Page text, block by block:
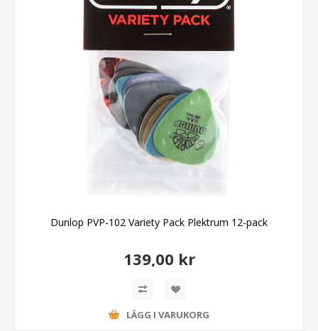
Dunlop PVP-102 Variety Pack Plektrum 12-pack
139,00 kr
LÄGG I VARUKORG